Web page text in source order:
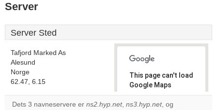
Server
Server Sted
Tafjord Marked As
Alesund
Norge
62.47, 6.15
This page can't load
Google Maps
correctly.
Dets 3 navneservere er ns2.hyp.net, ns3.hyp.net, og